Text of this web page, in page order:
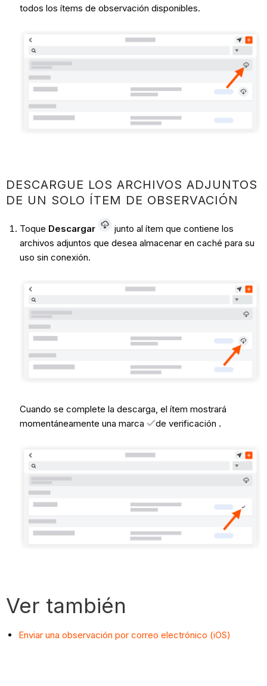
todos los ítems de observación disponibles.
DESCARGUE LOS ARCHIVOS ADJUNTOS
DE UN SOLO ÍTEM DE OBSERVACIÓN
Toque Descargar
junto al ítem que contiene los
archivos adjuntos que desea almacenar en caché para su
uso sin conexión.
Cuando se complete la descarga, el ítem mostrará
momentáneamente una marca
de verificación .
Ver también
Enviar una observación por correo electrónico (iOS)